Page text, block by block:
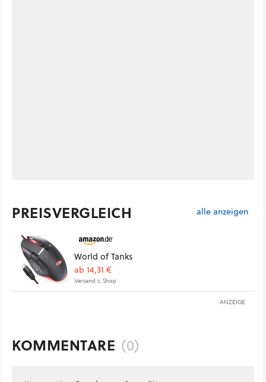
PREISVERGLEICH alle anzeigen
World of Tanks
ab 14,31 €
Versand s. Shop
ANZEIGE
KOMMENTARE (0)